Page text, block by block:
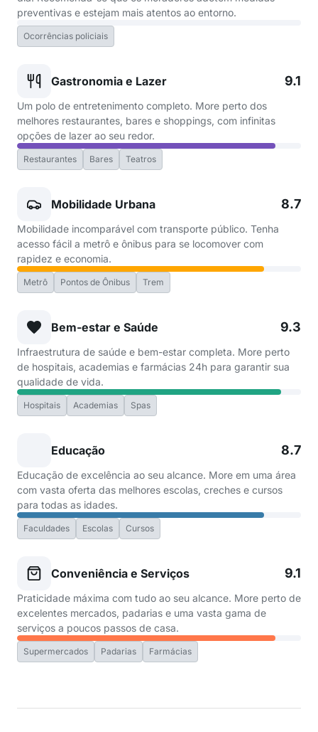
preventivas e estejam mais atentos ao entorno.
Ocorrências policiais
Gastronomia e Lazer 9.1
Um polo de entretenimento completo. More perto dos
melhores restaurantes, bares e shoppings, com infinitas
opções de lazer ao seu redor.
Restaurantes Bares Teatros
Mobilidade Urbana 8.7
Mobilidade incomparável com transporte público. Tenha
acesso fácil a metrô e ônibus para se locomover com
rapidez e economia.
Metrô Pontos de Ônibus Trem
Bem-estar e Saúde 9.3
Infraestrutura de saúde e bem-estar completa. More perto
de hospitais, academias e farmácias 24h para garantir sua
qualidade de vida.
Hospitais Academias Spas
Educação 8.7
Educação de excelência ao seu alcance. More em uma área
com vasta oferta das melhores escolas, creches e cursos
para todas as idades.
Faculdades Escolas Cursos
Conveniência e Serviços 9.1
Praticidade máxima com tudo ao seu alcance. More perto de
excelentes mercados, padarias e uma vasta gama de
serviços a poucos passos de casa.
Supermercados Padarias Farmácias